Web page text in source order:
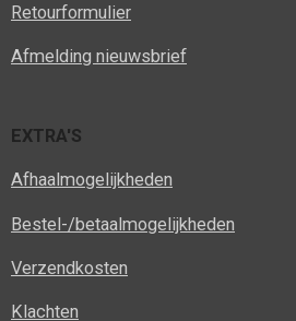
Retourformulier
Afmelding nieuwsbrief
EXTRA'S
Afhaalmogelijkheden
Bestel-/betaalmogelijkheden
Verzendkosten
Klachten